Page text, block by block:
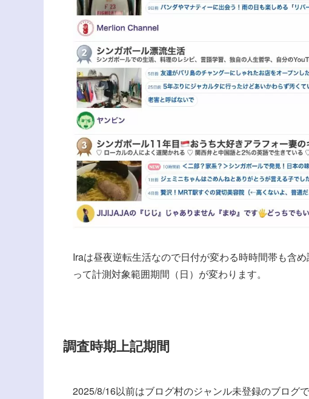
Iraは昼夜逆転生活なので日付が変わる時時間帯も含
って計測対象範囲期間（日）が変わります。
調査時期上記期間
2025/8/16以前はブログ村のジャンル未登録のブログ